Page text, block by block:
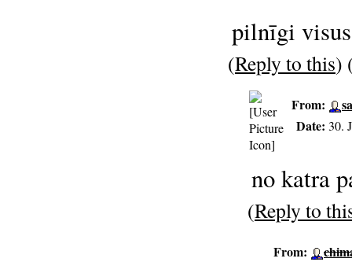
pilnīgi
(Reply to this)
From:
Date: 30.
no katra
(Reply to
From: